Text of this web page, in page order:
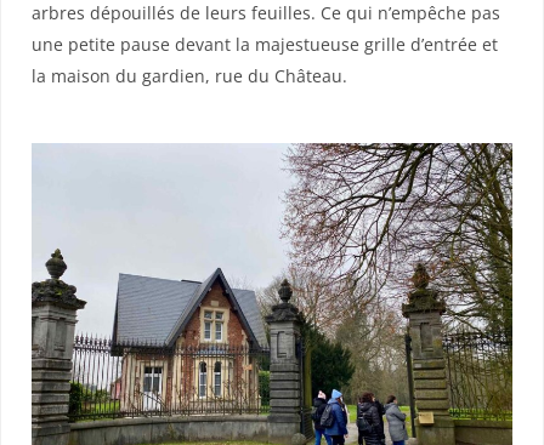
arbres dépouillés de leurs feuilles. Ce qui n’empêche pas
une petite pause devant la majestueuse grille d’entrée et
la maison du gardien, rue du Château.